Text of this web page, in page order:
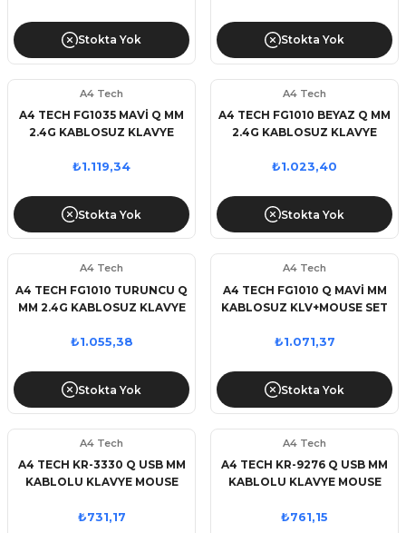
Stokta Yok Stokta Yok
A4 Tech
A4 TECH FG1035 MAVİ Q MM
2.4G KABLOSUZ KLAVYE
₺1.119,34
Stokta Yok
A4 Tech
A4 TECH FG1010 BEYAZ Q MM
2.4G KABLOSUZ KLAVYE
₺1.023,40
Stokta Yok
A4 Tech
A4 TECH FG1010 TURUNCU Q
MM 2.4G KABLOSUZ KLAVYE
₺1.055,38
Stokta Yok
A4 Tech
A4 TECH FG1010 Q MAVİ MM
KABLOSUZ KLV+MOUSE SET
₺1.071,37
Stokta Yok
A4 Tech
A4 TECH KR-3330 Q USB MM
KABLOLU KLAVYE MOUSE
₺731,17
A4 Tech
A4 TECH KR-9276 Q USB MM
KABLOLU KLAVYE MOUSE
₺761,15